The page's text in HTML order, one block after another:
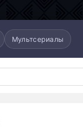
Мультсериалы